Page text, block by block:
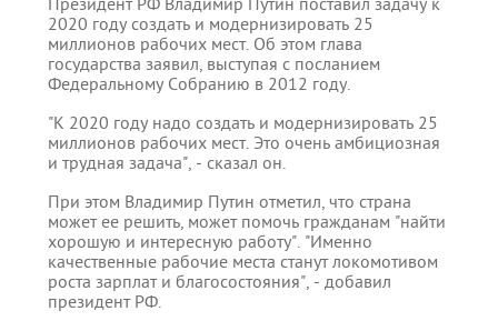
Президент РФ Владимир Путин поставил задачу к
2020 году создать и модернизировать 25
миллионов рабочих мест. Об этом глава
государства заявил, выступая с посланием
Федеральному Собранию в 2012 году.
"К 2020 году надо создать и модернизировать 25
миллионов рабочих мест. Это очень амбициозная
и трудная задача", - сказал он.
При этом Владимир Путин отметил, что страна
может ее решить, может помочь гражданам "найти
хорошую и интересную работу". "Именно
качественные рабочие места станут локомотивом
роста зарплат и благосостояния", - добавил
президент РФ.